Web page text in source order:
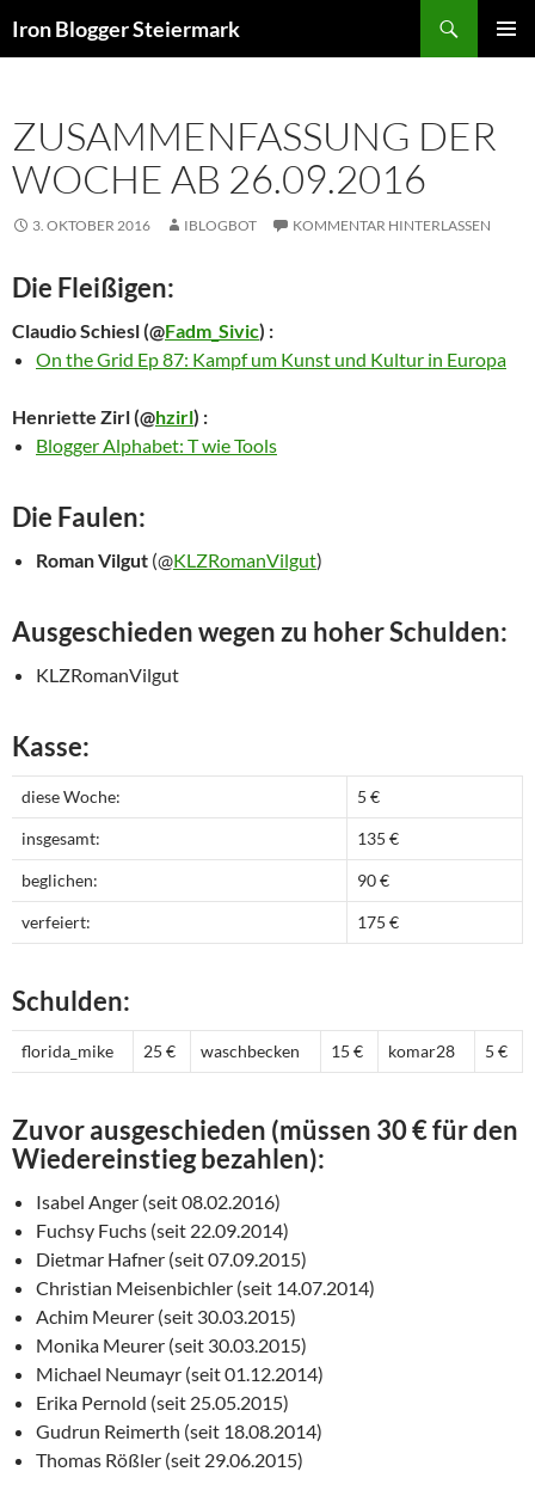
Inhalt
Iron Blogger Steiermark
ZUSAMMENFASSUNG DER
WOCHE AB 26.09.2016
3. OKTOBER 2016 IBLOGBOT KOMMENTAR HINTERLASSEN
Die Fleißigen:
Claudio Schiesl(@Fadm_Sivic) :
On the Grid Ep 87: Kampf um Kunst und Kultur in Europa
Henriette Zirl(@hzirl) :
Blogger Alphabet: T wie Tools
Die Faulen:
Roman Vilgut (@KLZRomanVilgut)
Ausgeschieden wegen zu hoher Schulden:
KLZRomanVilgut
Kasse:
diese Woche: 5 €
insgesamt: 135 €
beglichen: 90 €
verfeiert: 175 €
Schulden:
florida_mike 25 € waschbecken 15 € komar28 5 €
Zuvor ausgeschieden (müssen 30 € für den
Wiedereinstieg bezahlen):
Isabel Anger (seit 08.02.2016)
Fuchsy Fuchs (seit 22.09.2014)
Dietmar Hafner (seit 07.09.2015)
Christian Meisenbichler (seit 14.07.2014)
Achim Meurer (seit 30.03.2015)
Monika Meurer (seit 30.03.2015)
Michael Neumayr (seit 01.12.2014)
Erika Pernold (seit 25.05.2015)
Gudrun Reimerth (seit 18.08.2014)
Thomas Rößler (seit 29.06.2015)